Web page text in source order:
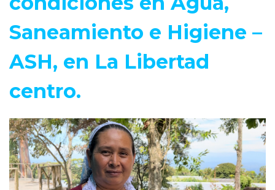
Saneamiento e Higiene –
ASH, en La Libertad
centro.